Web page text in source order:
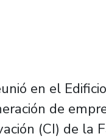
en el
de
(CI) de la